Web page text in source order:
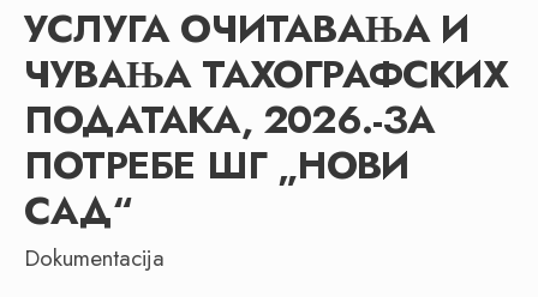
УСЛУГА ОЧИТАВАЊА И
ЧУВАЊА ТАХОГРАФСКИХ
ПОДАТАКА, 2026.-ЗА
ПОТРЕБЕ ШГ „НОВИ
САД“
Dokumentacija